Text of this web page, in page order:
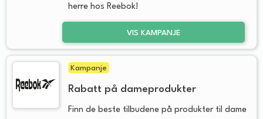
herre hos Reebok!
VIS KAMPANJE
Kampanje
Rabatt på dameprodukter
Finn de beste tilbudene på produkter til dame